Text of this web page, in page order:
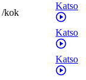
/kok
Katso
Katso
Katso